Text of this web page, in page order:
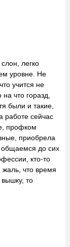
легко
уровне. Не
учится не
что горазд,
были и такие,
работе сейчас
профком
приобрела
общаемся до сих
кто-то
что время
то